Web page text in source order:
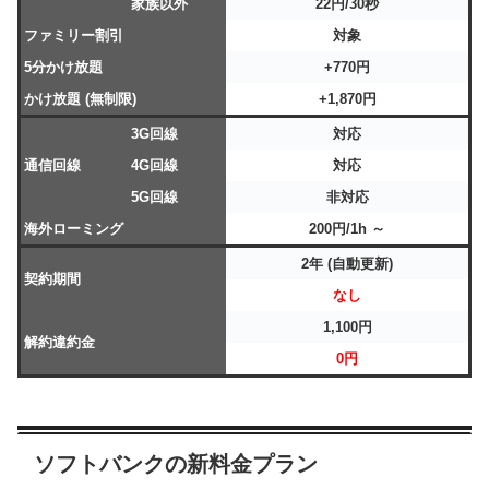
家族以外
22円/30秒
ファミリー割引
対象
5分かけ放題
+770円
かけ放題 (無制限)
+1,870円
通信回線
3G回線
対応
4G回線
対応
5G回線
非対応
海外ローミング
200円/1h ～
契約期間
2年 (自動更新)
なし
解約違約金
1,100円
0円
ソフトバンクの新料金プラン